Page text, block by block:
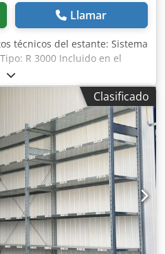
de este artículo, implica
consultarse por separado
o del alcance del
Llamar
técnicos del estante: Sistema
R 3000 Incluido en el
Color del material:
total: aprox. 1.295 mm
mm para fondo de bastidor:
40 mm Número de
/ ud.: aprox. 12,82 kg
uds. Sus personas de contacto
Akjwvq Epowsa Sr. Andre
Falk Deutsch Información
artículo solo se ofrece para
o el envío de este artículo
que pueden consultarse con
y/o el volumen del
Clasificado